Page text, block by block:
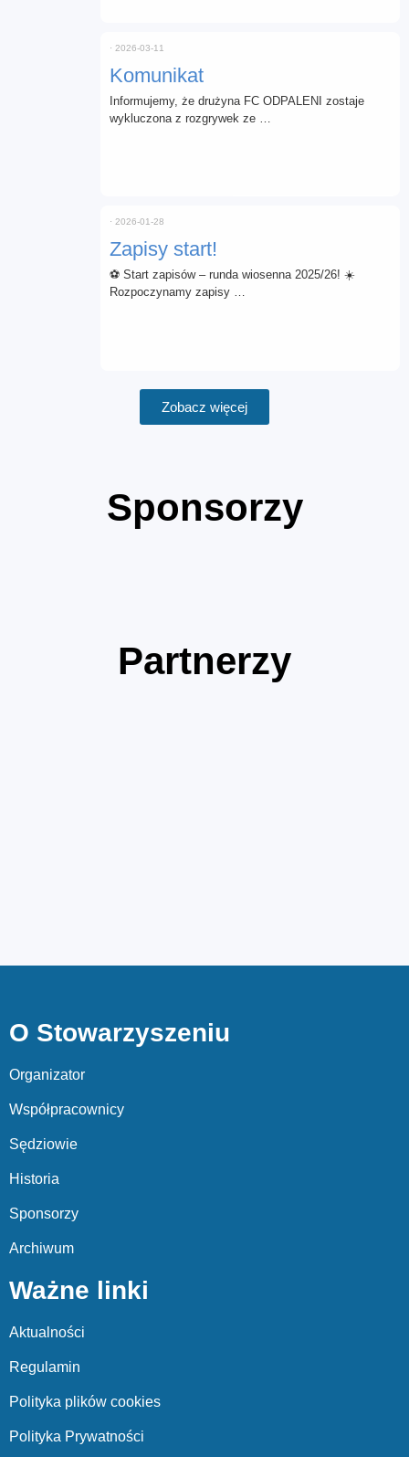
Komunikat
⋅ 2026-03-11
Informujemy, że drużyna FC ODPALENI zostaje
wykluczona z rozgrywek ze …
Zapisy start!
⋅ 2026-01-28
⚽ Start zapisów – runda wiosenna 2025/26! ☀️
Rozpoczynamy zapisy …
Zobacz więcej
Sponsorzy
Partnerzy
O Stowarzyszeniu
Organizator
Współpracownicy
Sędziowie
Historia
Sponsorzy
Archiwum
Ważne linki
Aktualności
Regulamin
Polityka plików cookies
Polityka Prywatności